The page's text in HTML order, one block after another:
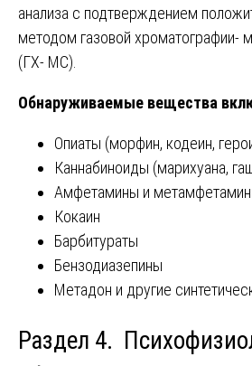
анализа с подтверждением
методом газовой хроматографии-
(ГХ- МС).
Обнаруживаемые вещества
Опиаты (морфин, кодеин,
Каннабиноиды (марихуана,
Амфетамины и
Кокаин
Барбитураты
Бензодиазепины
Метадон и другие
Раздел 4.